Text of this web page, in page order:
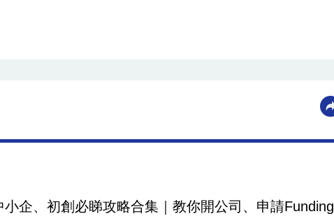
小企、初創必睇攻略合集｜教你開公司、申請Funding